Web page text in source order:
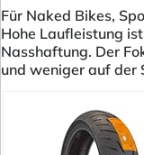
Für Naked Bikes,
Hohe Laufleistung
Nasshaftung. Der
und weniger auf der